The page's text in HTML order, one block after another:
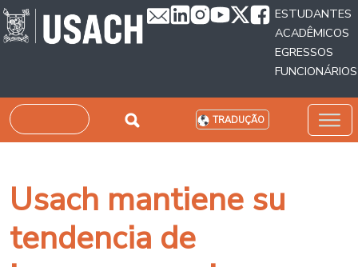
Passar para o conteúdo principal
ESTUDANTES
ACADÊMICOS
EGRESSOS
FUNCIONÁRIOS
Pesquisar TRADUÇÃO
Usach mantiene su
tendencia de